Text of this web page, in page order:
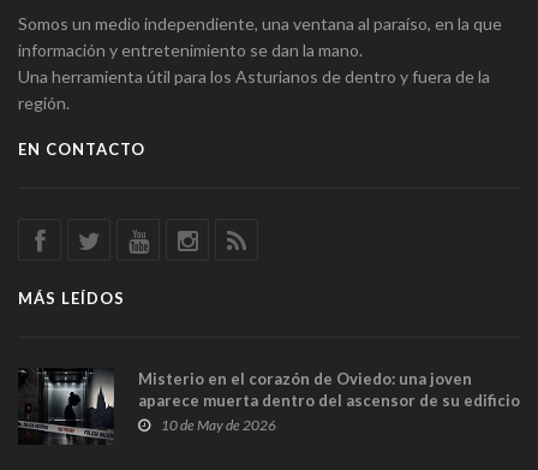
Somos un medio independiente, una ventana al paraíso, en la que
información y entretenimiento se dan la mano.
Una herramienta útil para los Asturianos de dentro y fuera de la
región.
EN CONTACTO
MÁS LEÍDOS
Misterio en el corazón de Oviedo: una joven
aparece muerta dentro del ascensor de su edificio
y las cámaras captan sus últimos minutos
10 de May de 2026